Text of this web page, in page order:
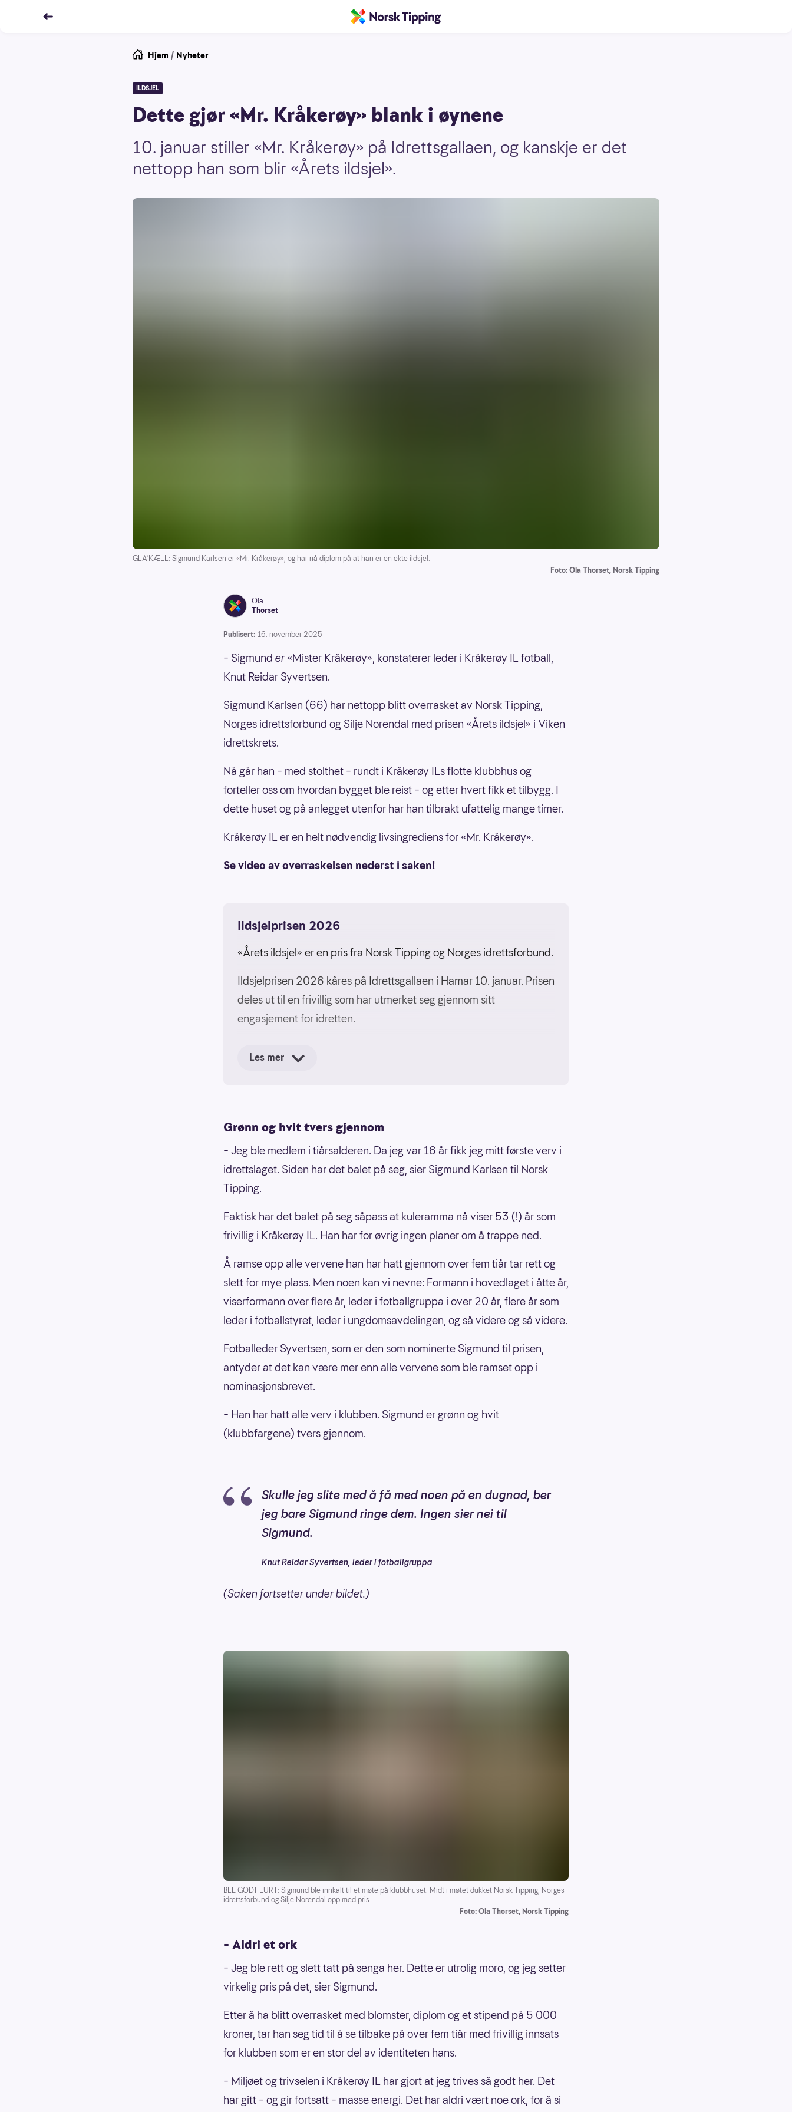
Hjem / Nyheter
ILDSJEL
Dette gjør «Mr. Kråkerøy» blank i øynene
10. januar stiller «Mr. Kråkerøy» på Idrettsgallaen, og kanskje er det
nettopp han som blir «Årets ildsjel».
GLA'KÆLL: Sigmund Karlsen er «Mr. Kråkerøy», og har nå diplom på at han er en ekte ildsjel.
Foto: Ola Thorset, Norsk Tipping
Ola
Thorset
Publisert: 16. november 2025
– Sigmund er «Mister Kråkerøy», konstaterer leder i Kråkerøy IL fotball,
Knut Reidar Syvertsen.
Sigmund Karlsen (66) har nettopp blitt overrasket av Norsk Tipping,
Norges idrettsforbund og Silje Norendal med prisen «Årets ildsjel» i Viken
idrettskrets.
Nå går han – med stolthet – rundt i Kråkerøy ILs flotte klubbhus og
forteller oss om hvordan bygget ble reist – og etter hvert fikk et tilbygg. I
dette huset og på anlegget utenfor har han tilbrakt ufattelig mange timer.
Kråkerøy IL er en helt nødvendig livsingrediens for «Mr. Kråkerøy».
Se video av overraskelsen nederst i saken!
Ildsjelprisen 2026
«Årets ildsjel» er en pris fra Norsk Tipping og Norges idrettsforbund.
Ildsjelprisen 2026 kåres på Idrettsgallaen i Hamar 10. januar. Prisen
deles ut til en frivillig som har utmerket seg gjennom sitt
engasjement for idretten.
ildsjel»-pris for sin krets. De tolv vinnerne vil delta på Idrettsgallaen,
Uansett alder har vedkommende gjort en solid
frivillig/uegennyttig innsats i idretten utover det man kan
forvente.
Vedkommende er ikke ansatt i klubben der arbeidsinnsatsen og
Juryen for Årets ildsjel består av idrettsutøvere og
idrettspresident Zaineb Al-Samarai. Utøverne i juryen er Kjetil
André Aamodt, Sjur Røthe, Olaf Tufte, Helle Sofie Sagøy, Frode
Les mer
Grønn og hvit tvers gjennom
– Jeg ble medlem i tiårsalderen. Da jeg var 16 år fikk jeg mitt første verv i
idrettslaget. Siden har det balet på seg, sier Sigmund Karlsen til Norsk
Tipping.
Faktisk har det balet på seg såpass at kuleramma nå viser 53 (!) år som
frivillig i Kråkerøy IL. Han har for øvrig ingen planer om å trappe ned.
Å ramse opp alle vervene han har hatt gjennom over fem tiår tar rett og
slett for mye plass. Men noen kan vi nevne: Formann i hovedlaget i åtte år,
viserformann over flere år, leder i fotballgruppa i over 20 år, flere år som
leder i fotballstyret, leder i ungdomsavdelingen, og så videre og så videre.
Fotballeder Syvertsen, som er den som nominerte Sigmund til prisen,
antyder at det kan være mer enn alle vervene som ble ramset opp i
nominasjonsbrevet.
– Han har hatt alle verv i klubben. Sigmund er grønn og hvit
(klubbfargene) tvers gjennom.
Skulle jeg slite med å få med noen på en dugnad, ber
jeg bare Sigmund ringe dem. Ingen sier nei til
Sigmund.
Knut Reidar Syvertsen, leder i fotballgruppa
(Saken fortsetter under bildet.)
BLE GODT LURT: Sigmund ble innkalt til et møte på klubbhuset. Midt i møtet dukket Norsk Tipping, Norges
idrettsforbund og Silje Norendal opp med pris.
Foto: Ola Thorset, Norsk Tipping
– Aldri et ork
– Jeg ble rett og slett tatt på senga her. Dette er utrolig moro, og jeg setter
virkelig pris på det, sier Sigmund.
Etter å ha blitt overrasket med blomster, diplom og et stipend på 5 000
kroner, tar han seg tid til å se tilbake på over fem tiår med frivillig innsats
for klubben som er en stor del av identiteten hans.
– Miljøet og trivselen i Kråkerøy IL har gjort at jeg trives så godt her. Det
har gitt – og gir fortsatt – masse energi. Det har aldri vært noe ork, for å si